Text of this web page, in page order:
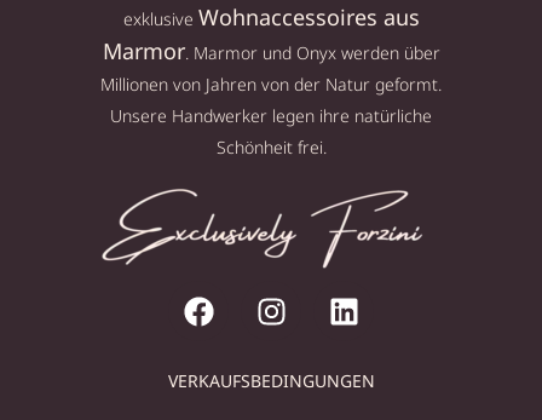
exklusive Wohnaccessoires aus
Marmor. Marmor und Onyx werden über
Millionen von Jahren von der Natur geformt.
Unsere Handwerker legen ihre natürliche
Schönheit frei.
VERKAUFSBEDINGUNGEN